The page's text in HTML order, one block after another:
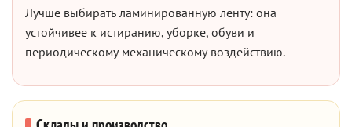
Лучше выбирать ламинированную ленту: она
устойчивее к истиранию, уборке, обуви и
периодическому механическому воздействию.